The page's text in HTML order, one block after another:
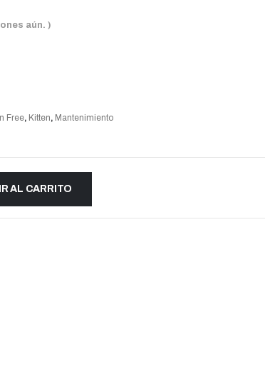
aún. )
Free, Kitten, Mantenimiento
AL CARRITO